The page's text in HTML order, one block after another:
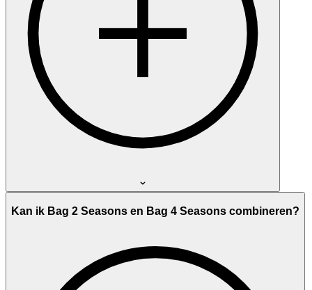
Kan ik Bag 2 Seasons en Bag 4 Seasons combineren?